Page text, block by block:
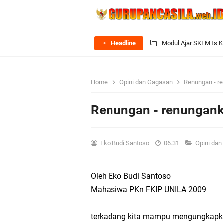
Headline Siap Mengajar
Modul Seni Rupa
Modul Matematika
Home Opini dan Gagasan Renungan -
Renungan -
Eko Budi Santoso 06.31 Opini
Oleh Eko Budi Santoso
Mahasiwa PKn FKIP UNILA 2009
terkadang kita mampu